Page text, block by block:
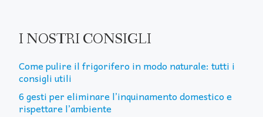
I NOSTRI CONSIGLI
Come pulire il frigorifero in modo naturale: tutti i
consigli utili
6 gesti per eliminare l’inquinamento domestico e
rispettare l’ambiente